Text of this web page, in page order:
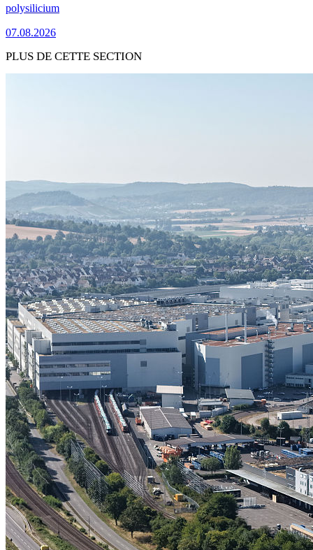
polysilicium
07.08.2026
PLUS DE CETTE SECTION